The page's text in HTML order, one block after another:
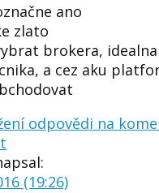
ano
zlato
brokera,
a cez aku
odpovědi na
(19:26)